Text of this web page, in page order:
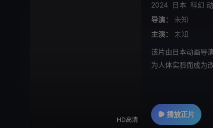
HD高清
2024 日本 科幻
导演：
未知
主演：
未知
该片由日本动画导
为人体实验而成为
播放正片